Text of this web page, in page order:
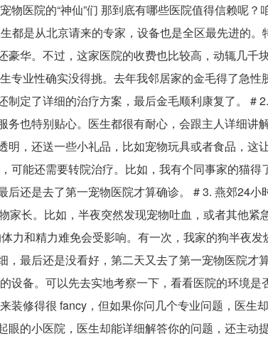
医院的“神仙”们 那到底有哪些医院值得信赖呢？
都是从北京请来的专家，设备也是全区最先进的。
华。不过，这家医院的收费也比较高，动辄几千
专业性确实没得挑。去年我邻居家的金毛得了急性
定了详细的治疗方案，最后金毛顺利康复了。 #
也特别贴心。医生都很有耐心，会跟主人详细讲
，还送一些小礼品，比如宠物玩具或者食品，这
可能还需要转院治疗。比如，我有个同事家的猫得
还是去了第一宠物医院才算确诊。 # 3. 燕郊24小
家长。比如，半夜突然发现宠物吐血，或者其他紧
力和精力难免会受影响。有一次，我家的狗半夜
最后还是没看好，第二天又去了第一宠物医院才
设备。可以先去实地考察一下，看看医院的环境是
装修得很 fancy，但如果你问几个专业问题，医生
的小医院，医生却能详细解答你的问题，还主动